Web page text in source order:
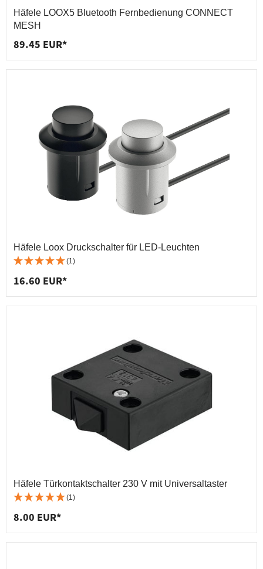
Häfele LOOX5 Bluetooth Fernbedienung CONNECT
MESH
89.45 EUR*
Häfele Loox Druckschalter für LED-Leuchten
(1)
16.60 EUR*
Häfele Türkontaktschalter 230 V mit Universaltaster
(1)
8.00 EUR*